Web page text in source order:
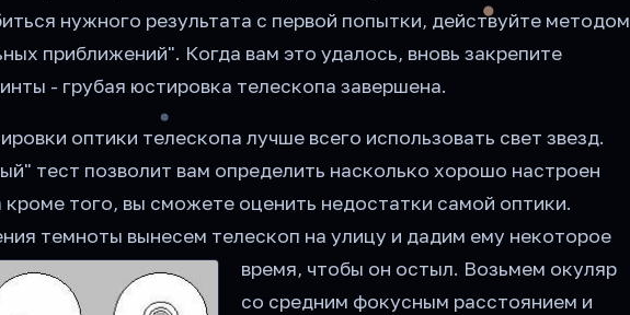
нужного результата с первой попытки, действуйте методом
приближений". Когда вам это удалось, вновь закрепите
- грубая юстировка телескопа завершена.
оптики телескопа лучше всего использовать свет звезд.
тест позволит вам определить насколько хорошо настроен
кроме того, вы сможете оценить недостатки самой оптики.
темноты вынесем телескоп на улицу и дадим ему некоторое
время, чтобы он остыл. Возьмем окуляр
со средним фокусным расстоянием и